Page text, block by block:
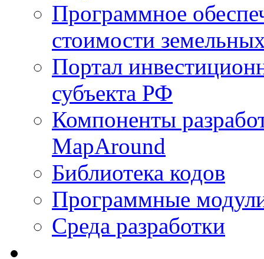
Программное
стоимости
Портал
субъекта РФ
Компоненты
MapAround
Библиотека кодов
Программные
Среда разработки